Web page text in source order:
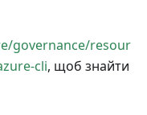
governance/resour
cli, щоб знайти